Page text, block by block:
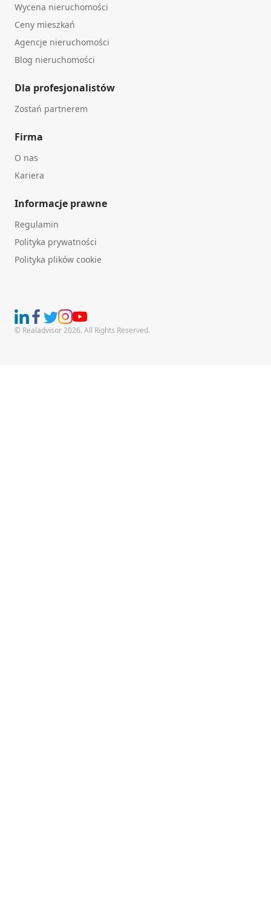
Wycena nieruchomości
Ceny mieszkań
Agencje nieruchomości
Blog nieruchomości
Dla profesjonalistów
Zostań partnerem
Firma
O nas
Kariera
Informacje prawne
Regulamin
Polityka prywatności
Polityka plików cookie
© Realadvisor 2026. All Rights Reserved.